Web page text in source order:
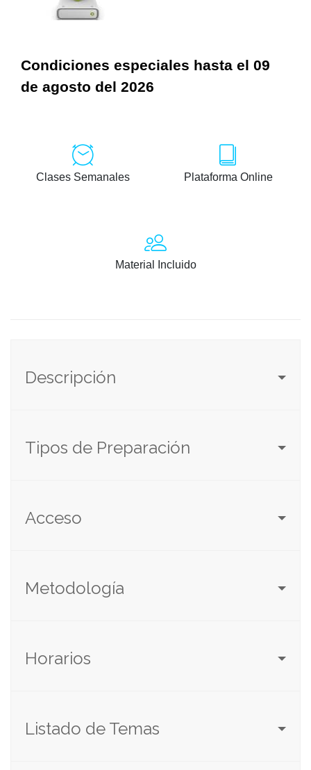
Condiciones especiales hasta el 09
de agosto del 2026
Clases Semanales Plataforma Online
Material Incluido
Descripción
Tipos de Preparación
Acceso
Metodología
Horarios
Listado de Temas